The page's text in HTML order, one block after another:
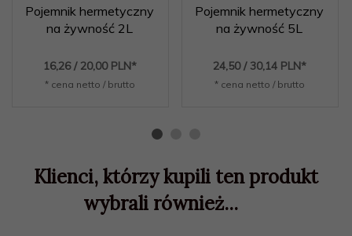
Pojemnik hermetyczny
na żywność 2L
16,26 / 20,00 PLN*
* cena netto / brutto
Pojemnik hermetyczny
na żywność 5L
24,50 / 30,14 PLN*
* cena netto / brutto
Klienci, którzy kupili ten produkt
wybrali również...